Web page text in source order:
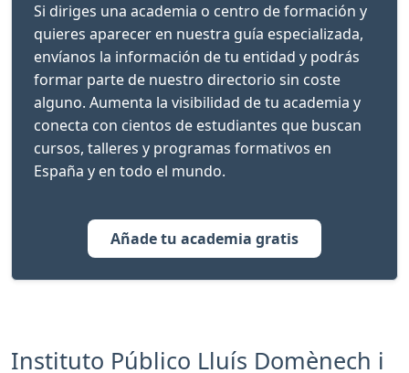
Si diriges una academia o centro de formación y
quieres aparecer en nuestra guía especializada,
envíanos la información de tu entidad y podrás
formar parte de nuestro directorio sin coste
alguno. Aumenta la visibilidad de tu academia y
conecta con cientos de estudiantes que buscan
cursos, talleres y programas formativos en
España y en todo el mundo.
Añade tu academia gratis
Instituto Público Lluís Domènech i